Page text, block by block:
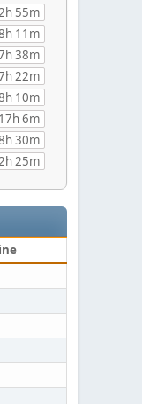
55m
11m
38m
22m
10m
6m
30m
25m